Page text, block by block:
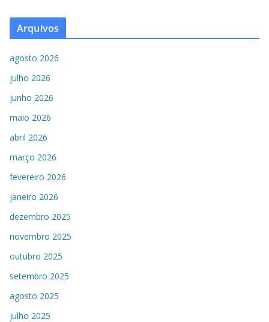
Arquivos
agosto 2026
julho 2026
junho 2026
maio 2026
abril 2026
março 2026
fevereiro 2026
janeiro 2026
dezembro 2025
novembro 2025
outubro 2025
setembro 2025
agosto 2025
julho 2025